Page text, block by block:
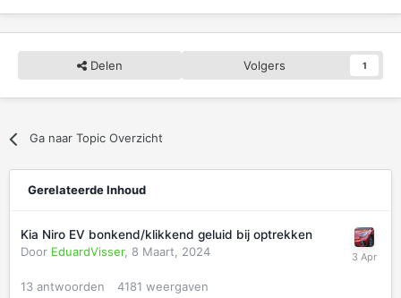
Delen Volgers 1
Ga naar Topic Overzicht
Gerelateerde Inhoud
Kia Niro EV bonkend/klikkend geluid bij optrekken
Door EduardVisser, 8 Maart, 2024
13 antwoorden 4181 weergaven